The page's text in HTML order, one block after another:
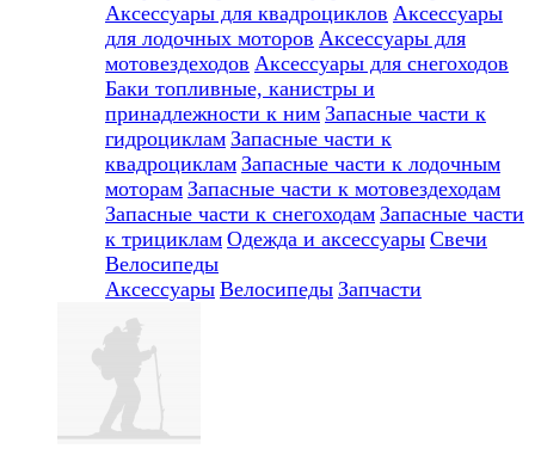
Аксессуары для квадроциклов Аксессуары
для лодочных моторов Аксессуары для
мотовездеходов Аксессуары для снегоходов
Баки топливные, канистры и
принадлежности к ним Запасные части к
гидроциклам Запасные части к
квадроциклам Запасные части к лодочным
моторам Запасные части к мотовездеходам
Запасные части к снегоходам Запасные части
к трициклам Одежда и аксессуары Свечи
Велосипеды
Аксессуары Велосипеды Запчасти